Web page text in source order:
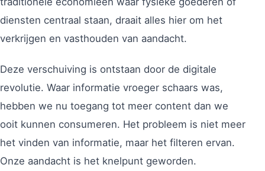
diensten centraal staan, draait alles hier om het
verkrijgen en vasthouden van aandacht.
Deze verschuiving is ontstaan door de digitale
revolutie. Waar informatie vroeger schaars was,
hebben we nu toegang tot meer content dan we
ooit kunnen consumeren. Het probleem is niet meer
het vinden van informatie, maar het filteren ervan.
Onze aandacht is het knelpunt geworden.